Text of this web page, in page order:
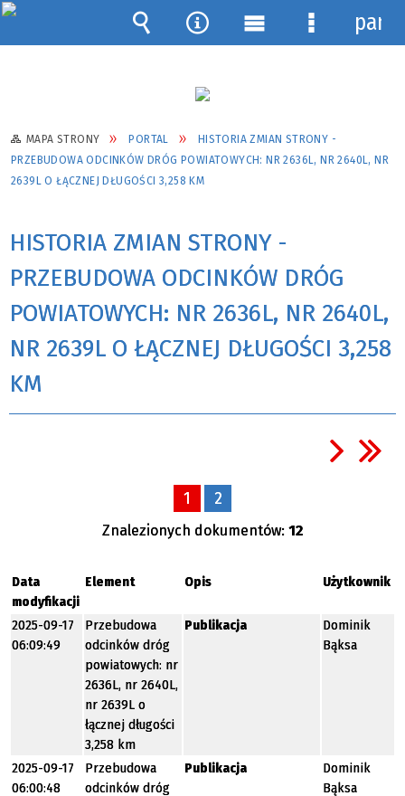
MAPA STRONY PORTAL
HISTORIA ZMIAN STRONY -
PRZEBUDOWA ODCINKÓW DRÓG POWIATOWYCH: NR 2636L, NR 2640L, NR
2639L O ŁĄCZNEJ DŁUGOŚCI 3,258 KM
HISTORIA ZMIAN STRONY -
PRZEBUDOWA ODCINKÓW DRÓG
POWIATOWYCH: NR 2636L, NR 2640L,
NR 2639L O ŁĄCZNEJ DŁUGOŚCI 3,258
KM
1 2
Znalezionych dokumentów: 12
Data
modyfikacji
Element Opis Użytkownik
2025-09-17
06:09:49
Przebudowa
odcinków dróg
powiatowych: nr
2636L, nr 2640L,
nr 2639L o
łącznej długości
3,258 km
Publikacja
Dominik
Bąksa
2025-09-17
06:00:48
Przebudowa
odcinków dróg
Publikacja
Dominik
Bąksa
Wyszukiwarka
Narzędzia
Menu Menu
panel